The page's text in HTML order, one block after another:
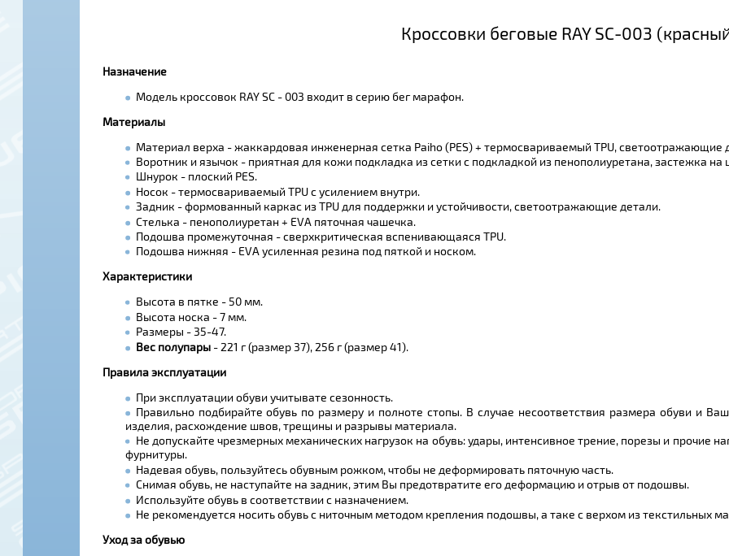
Кроссовки беговые RAY SC-003
Назначение
Модель кроссовок RAY SC - 003 входит в серию бег марафон.
Материалы
Материал верха - жаккардовая инженерная сетка Paiho (PES) + термосвариваемый TPU, светоотражающие
Воротник и язычок - приятная для кожи подкладка из сетки с подкладкой из пенополиуретана, застежка на
Шнурок - плоский PES.
Носок - термосвариваемый TPU с усилением внутри.
Задник - формованный каркас из TPU для поддержки и устойчивости, светоотражающие детали.
Стелька - пенополиуретан + EVA пяточная чашечка.
Подошва промежуточная - сверхкритическая вспенивающаяся TPU.
Подошва нижняя - EVA усиленная резина под пяткой и носком.
Характеристики
Высота в пятке - 50 мм.
Высота носка - 7 мм.
Размеры - 35-47.
Вес полупары- 221 г (размер 37), 256 г (размер 41).
Правила эксплуатации
При эксплуатации обуви учитывате сезонность.
Правильно подбирайте обувь по размеру и полноте стопы. В случае несоответствия размера обуви и
изделия, расхождение швов, трещины и разрывы материала.
Не допускайте чрезмерных механических нагрузок на обувь: удары, интенсивное трение, порезы и прочие
фурнитуры.
Надевая обувь, пользуйтесь обувным рожком, чтобы не деформировать пяточную часть.
Снимая обувь, не наступайте на задник, этим Вы предотвратите его деформацию и отрыв от подошвы.
Используйте обувь в соответствии с назначением.
Не рекомендуется носить обувь с ниточным методом крепления подошвы, а таке с верхом из текстильных
Уход за обувью